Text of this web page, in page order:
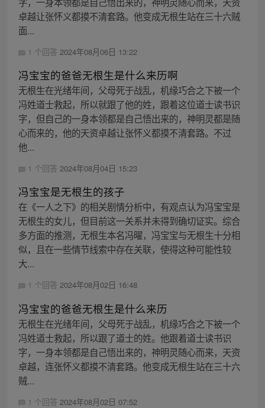
卓越让张怀义都摸不清套路。他变成无根生站在三十六贼
面...
1 个回答 2024年08月06日 13:22
冯宝宝的爸爸无根生是什么来历啊
无根生在光绪年间，父母死于战乱，机缘巧合之下被一个
冯姓道士救起，所以就跟了他的姓，跟着这位道士读书识
字，但自己的一身本领都是自己悟出来的，神明灵都是随
心而来的，他的天资卓越让张怀义都摸不清套路。不过
他...
1 个回答 2024年08月04日 15:23
冯宝宝是无根生的孩子
在《一人之下》的相关剧情分析中，有观点认为冯宝宝是
无根生的女儿，但目前这一关系并未得到确切证实。综合
多方面的推测，无根生本名冯曜，冯宝宝与无根生十分相
似，且在一些情节线索中存在关联，使得这种可能性较
大...
1 个回答 2024年08月02日 16:48
冯宝宝的爸爸无根生是什么来历
无根生在光绪年间，父母死于战乱，机缘巧合之下被一个
冯姓道士救起，所以跟了道士的姓。他跟着道士读书识
字，一身本领都是自己悟出来的，神明灵随心而来，天资
卓越，连张怀义都摸不清套路。他变成无根生站在三十六
贼...
1 个回答 2024年08月02日 07:52